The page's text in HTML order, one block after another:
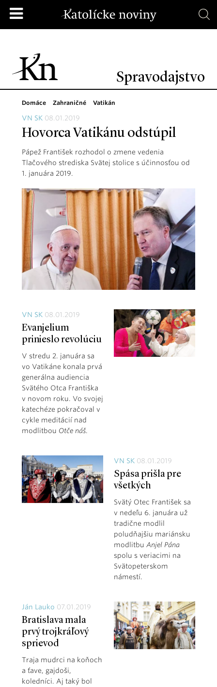
Spravodajstvo
Domáce Zahraničné Vatikán
VN SK 08.01.2019
Hovorca Vatikánu odstúpil
Pápež František rozhodol o zmene vedenia
Tlačového strediska Svätej stolice s účinnosťou od
1. januára 2019.
VN SK 08.01.2019
Evanjelium
prinieslo revolúciu
V stredu 2. januára sa
vo Vatikáne konala prvá
generálna audiencia
Svätého Otca Františka
v novom roku. Vo svojej
katechéze pokračoval v
cykle meditácií nad
modlitbou Otče náš.
VN SK08.01.2019
Spása prišla pre
všetkých
Svätý Otec František sa
v nedeľu 6. januára už
tradične modlil
poludňajšiu mariánsku
modlitbu Anjel Pána
spolu s veriacimi na
Svätopeterskom
námestí.
Ján Lauko 07.01.2019
Bratislava mala
prvý trojkráľový
sprievod
Traja mudrci na koňoch
a ťave, gajdoši,
koledníci. Aj taký bol